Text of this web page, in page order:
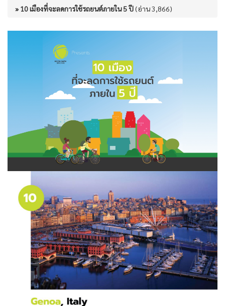
» 10 เมืองที่จะลดการใช้รถยนต์ภายใน 5 ปี(อ่าน 3,866)